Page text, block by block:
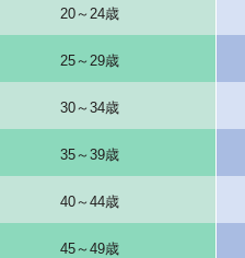
20～24歳
25～29歳
30～34歳
35～39歳
40～44歳
45～49歳